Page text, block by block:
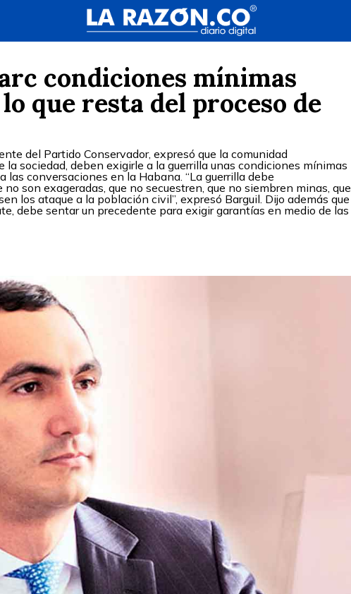
condiciones mínimas
que resta del proceso de
del Partido Conservador, expresó que la comunidad
sociedad, deben exigirle a la guerrilla unas condiciones mínimas
conversaciones en la Habana. “La guerrilla debe
son exageradas, que no secuestren, que no siembren minas, que
los ataque a la población civil”, expresó Barguil. Dijo además que
debe sentar un precedente para exigir garantías en medio de las